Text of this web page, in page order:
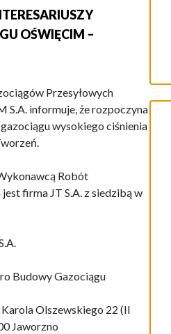
OŚWIĘCIM –
Przesyłowych
S.A. informuje, że rozpoczyna
gazociągu wysokiego ciśnienia
.
Robót
firma JT S.A. z siedzibą w
Gazociągu
Karola Olszewskiego 22 (II
Jaworzno